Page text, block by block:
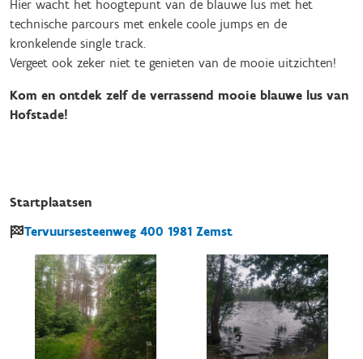
Hier wacht het hoogtepunt van de blauwe lus met het
technische parcours met enkele coole jumps en de
kronkelende single track.
Vergeet ook zeker niet te genieten van de mooie uitzichten!
Kom en ontdek zelf de verrassend mooie blauwe lus van
Hofstade!
Startplaatsen
Tervuursesteenweg 400 1981 Zemst